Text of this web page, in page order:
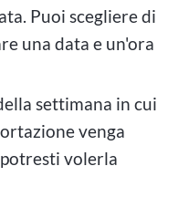
Puoi scegliere di
una data e un'ora
settimana in cui
venga
volerla